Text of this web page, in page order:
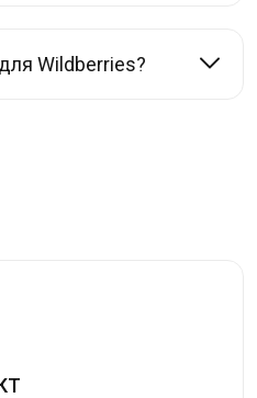
Wildberries?